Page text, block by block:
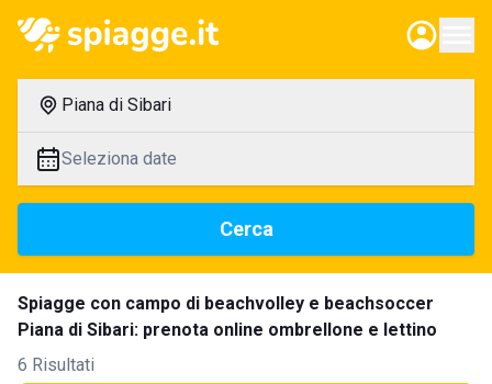
Piana di Sibari
Seleziona date
Cerca
Spiagge con campo di beachvolley e beachsoccer
Piana di Sibari: prenota online ombrellone e lettino
6 Risultati